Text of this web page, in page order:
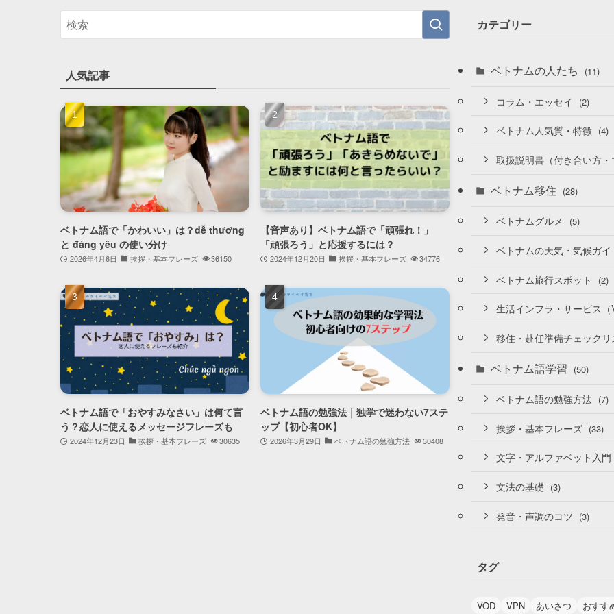
人気記事
ベトナム語で「かわいい」は？dễ thương
と đáng yêu の使い分け
2026年4月6日 挨拶・基本フレーズ 36150
【音声あり】ベトナム語で「頑張れ！」
「頑張ろう」と応援するには？
2024年12月20日 挨拶・基本フレーズ 34776
ベトナム語で「おやすみなさい」は何て言
う？恋人に使えるメッセージフレーズも
2024年12月23日 挨拶・基本フレーズ 30635
ベトナム語の勉強法｜独学で迷わない7ステ
ップ【初心者OK】
2026年3月29日 ベトナム語の勉強方法 30408
カテゴリー
ベトナムの人たち (11)
コラム・エッセイ (2)
ベトナム人気質・特徴 (4)
取扱説明書（付き合い方・
ベトナム移住 (28)
ベトナムグルメ (5)
ベトナムの天気・気候ガイ
ベトナム旅行スポット (2)
生活インフラ・サービス（
移住・赴任準備チェックリ
ベトナム語学習 (50)
ベトナム語の勉強方法 (7)
挨拶・基本フレーズ (33)
文字・アルファベット入門
文法の基礎 (3)
発音・声調のコツ (3)
タグ
VOD VPN あいさつ おすす